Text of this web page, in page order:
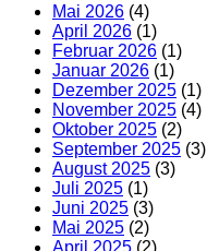
Mai 2026 (4)
April 2026 (1)
Februar 2026 (1)
Januar 2026 (1)
Dezember 2025 (1)
November 2025 (4)
Oktober 2025 (2)
September 2025 (3)
August 2025 (3)
Juli 2025 (1)
Juni 2025 (3)
Mai 2025 (2)
April 2025 (2)